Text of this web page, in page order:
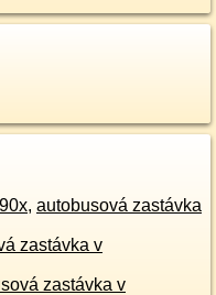
, autobusová zastávka
zastávka v
zastávka v